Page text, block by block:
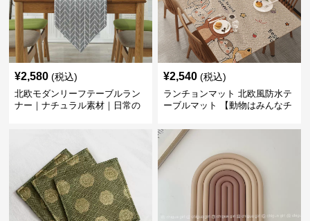
¥2,580 (税込)
北欧モダンリーフテーブルラン
ナー｜ナチュラル素材｜日常の
¥2,540 (税込)
ランチョンマット 北欧風防水テ
ーブルマット 【動物はみんなチ